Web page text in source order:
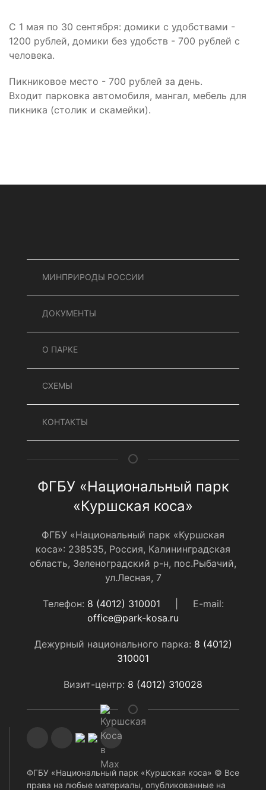
С 1 мая по 30 сентября: домики с удобствами -
1200 рублей, домики без удобств - 700 рублей с
человека.
Пикниковое место - 700 рублей за день.
Входит парковка автомобиля, мангал, мебель для
пикника (столик и скамейки).
МИНПРИРОДЫ РОССИИ
ДОКУМЕНТЫ
О ПАРКЕ
СХЕМЫ
КОНТАКТЫ
ФГБУ «Национальный парк
«Куршская коса»
ФГБУ «Национальный парк «Куршская
коса»: 238535, Россия, Калининградская
область, Зеленоградский р-н, пос.Рыбачий,
ул.Лесная, 7
Телефон: 8 (4012) 310001
E-mail:
office@park-kosa.ru
Дежурный национального парка: 8 (4012)
310001
Визит-центр: 8 (4012) 310028
ФГБУ «Национальный парк «Куршская коса» © Все
права на любые материалы, опубликованные на